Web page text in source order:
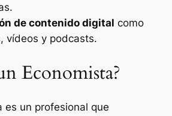
de contenido digital como
vídeos y podcasts.
Economista?
es un profesional que